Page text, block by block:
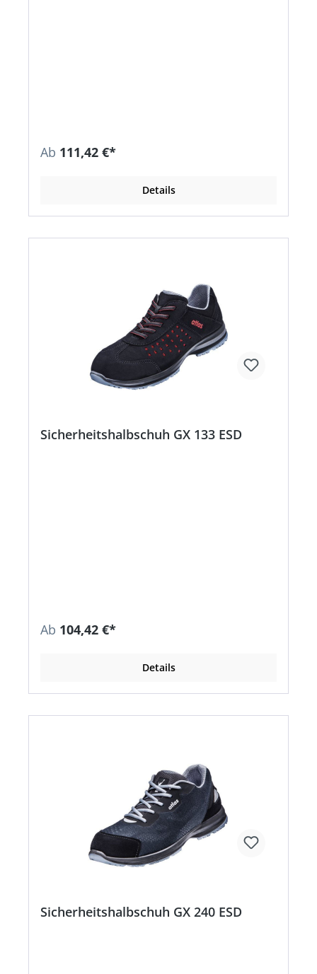
Ab 111,42 €*
Details
Sicherheitshalbschuh GX 133 ESD
Ab 104,42 €*
Details
Sicherheitshalbschuh GX 240 ESD